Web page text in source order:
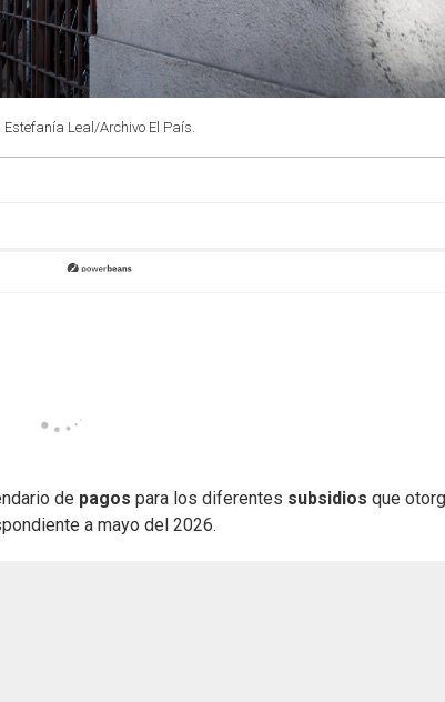
Estefanía Leal/Archivo El País.
de pagos para los diferentes subsidios que
a mayo del 2026.